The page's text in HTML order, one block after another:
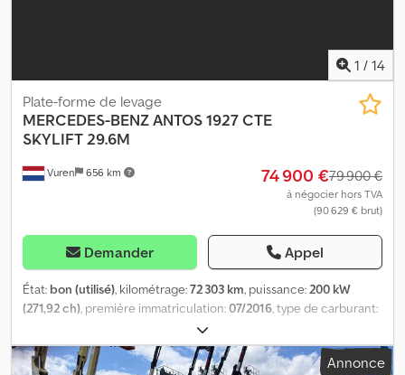
1 / 14
Vuren 656 km
Plate-forme de levage
MERCEDES-BENZANTOS 1927 CTE
SKYLIFT 29.6M
74 900 €79 900 €
à négocier hors TVA
(90 629 € brut)
Demander Appel
État: bon (utilisé), kilométrage:72 303 km, puissance:200 kW
(271,92 ch), première immatriculation:07/2016, type de carburant:
315/70R22,5
d'essieux:4x2, empattement:4 000 mm, carburant:diesel,
couleur:blanc , cabine conducteur:cabine courte, typeAnnonce